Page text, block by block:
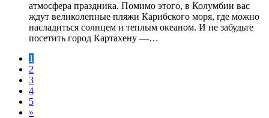
атмосфера праздника. Помимо этого, в Колумбии вас
ждут великолепные пляжи Карибского моря, где можно
насладиться солнцем и теплым океаном. И не забудьте
посетить город Картахену —…
1
2
3
4
5
»